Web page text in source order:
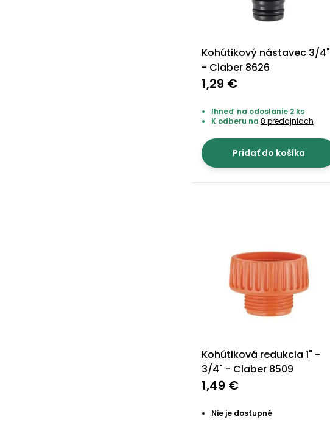
Kohútikový nástavec 3/4"
- Claber 8626
1,29 €
Ihneď na odoslanie 2 ks
K odberu na 8 predajniach
Pridať do košíka
Kohútiková redukcia 1" -
3/4" - Claber 8509
1,49 €
Nie je dostupné